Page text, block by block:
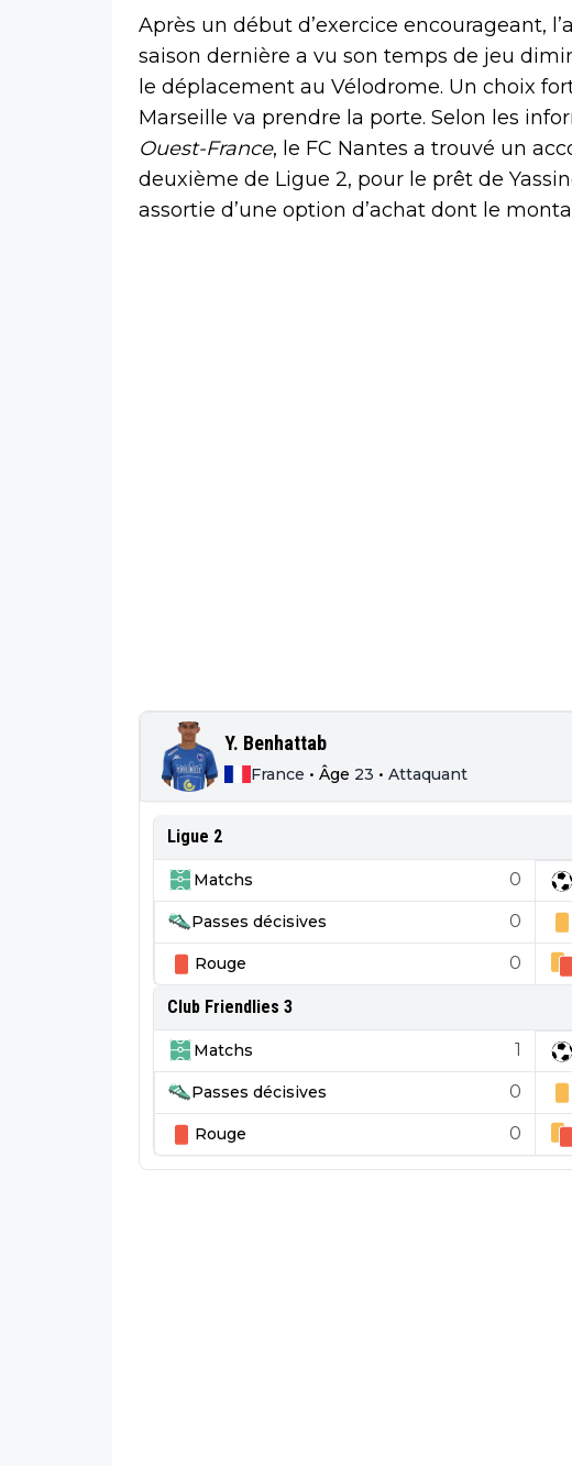
Après un début d’exercice encourageant,
saison dernière a vu son temps de jeu
le déplacement au Vélodrome. Un choix
Marseille va prendre la porte. Selon les
Ouest-France, le FC Nantes a trouvé un
deuxième de Ligue 2, pour le prêt de
assortie d’une option d’achat dont le
Y. Benhattab
France • Âge 23 • Attaquant
Ligue 2
Matchs 0
Passes décisives 0
Rouge 0
Club Friendlies 3
Matchs 1
Passes décisives 0
Rouge 0